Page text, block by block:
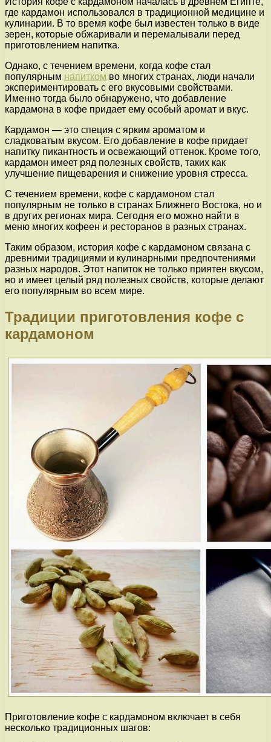
где кардамон использовался в традиционной медицине и
кулинарии. В то время кофе был известен только в виде
зерен, которые обжаривали и перемалывали перед
приготовлением напитка.
Однако, с течением времени, когда кофе стал
популярным напитком во многих странах, люди начали
экспериментировать с его вкусовыми свойствами.
Именно тогда было обнаружено, что добавление
кардамона в кофе придает ему особый аромат и вкус.
Кардамон — это специя с ярким ароматом и
сладковатым вкусом. Его добавление в кофе придает
напитку пикантность и освежающий оттенок. Кроме того,
кардамон имеет ряд полезных свойств, таких как
улучшение пищеварения и снижение уровня стресса.
С течением времени, кофе с кардамоном стал
популярным не только в странах Ближнего Востока, но и
в других регионах мира. Сегодня его можно найти в
меню многих кофеен и ресторанов в разных странах.
Таким образом, история кофе с кардамоном связана с
древними традициями и кулинарными предпочтениями
разных народов. Этот напиток не только приятен вкусом,
но и имеет целый ряд полезных свойств, которые делают
его популярным во всем мире.
Традиции приготовления кофе с
кардамоном
Приготовление кофе с кардамоном включает в себя
несколько традиционных шагов: